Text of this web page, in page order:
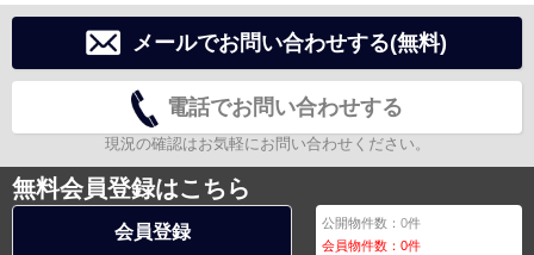
メールでお問い合わせする(無料)
電話でお問い合わせする
現況の確認はお気軽にお問い合わせください。
無料会員登録はこちら
会員登録 公開物件数：0件
会員物件数：0件